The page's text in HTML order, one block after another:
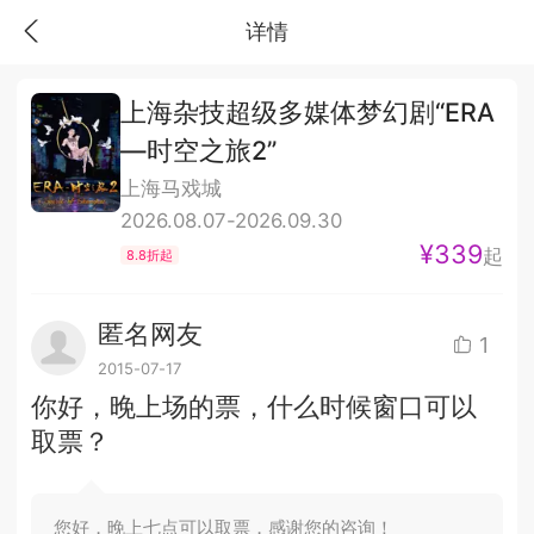
详情
上海杂技超级多媒体梦幻剧“ERA
—时空之旅2”
上海马戏城
2026.08.07-2026.09.30
8.8折起 ¥339起
匿名网友
2015-07-17
1
你好，晚上场的票，什么时候窗口可以
取票？
您好，晚上七点可以取票，感谢您的咨询！